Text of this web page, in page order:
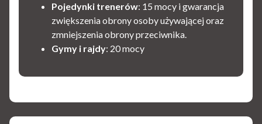
Pojedynki trenerów: 15 mocy i gwarancja
zwiększenia obrony osoby używającej oraz
zmniejszenia obrony przeciwnika.
Gymy i rajdy: 20 mocy